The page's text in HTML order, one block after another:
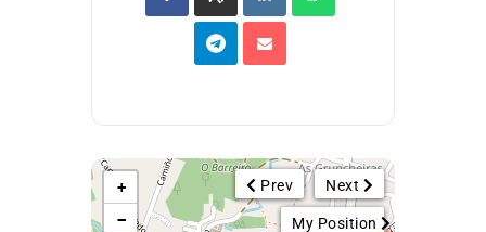
Next
Prev
My Position
+
−